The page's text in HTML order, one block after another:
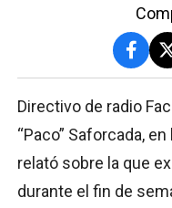
Directivo de radio
“Paco” Saforcada,
relató sobre la que
durante el fin de